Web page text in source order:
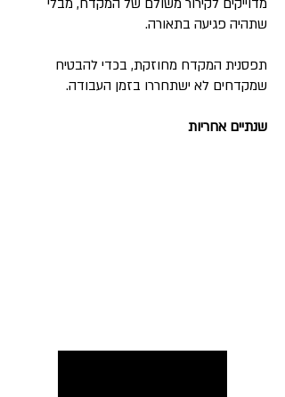
מדוייקים לקירור משולם של המקדח, מבלי
שתהיה פגיעה בתאורה.​
תפסנית המקדח מחוזקת, בכדי להבטיח
שמקדחים לא ישתחררו בזמן העבודה.
שנתיים אחריות